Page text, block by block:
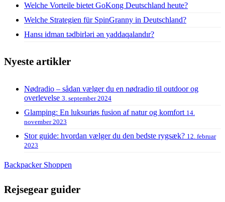
Welche Vorteile bietet GoKong Deutschland heute?
Welche Strategien für SpinGranny in Deutschland?
Hansı idman tədbirləri ən yaddaqalandır?
Nyeste artikler
Nødradio – sådan vælger du en nødradio til outdoor og
overlevelse 3. september 2024
Glamping: En luksuriøs fusion af natur og komfort 14.
november 2023
Stor guide: hvordan vælger du den bedste rygsæk? 12. februar
2023
Backpacker Shoppen
Rejsegear guider